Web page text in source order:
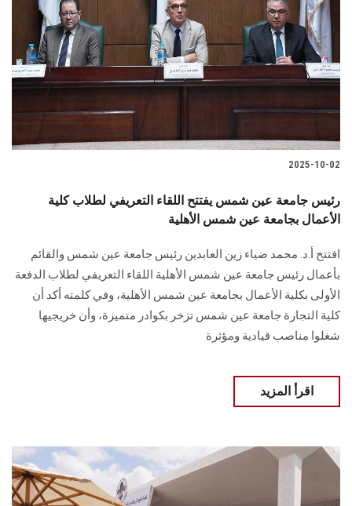
2025-10-02
رئيس جامعة عين شمس يفتتح اللقاء التعريفي لطلاب كلية
الأعمال بجامعة عين شمس الأهلية
افتتح أ.د. محمد ضياء زين العابدين رئيس جامعة عين شمس والقائم
بأعمال رئيس جامعة عين شمس الأهلية اللقاء التعريفي لطلاب الدفعة
الأولى بكلية الأعمال بجامعة عين شمس الأهلية، وفي كلمته أكد أن
كلية التجارة جامعة عين شمس تزخر بكوادر متميزة، وأن خريجيها
شغلوا مناصب قيادية ومؤثرة
اقرأ المزيد